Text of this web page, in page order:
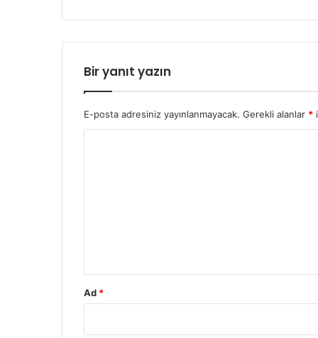
Bir yanıt yazın
E-posta adresiniz yayınlanmayacak. Gerekli alanlar *
Ad *